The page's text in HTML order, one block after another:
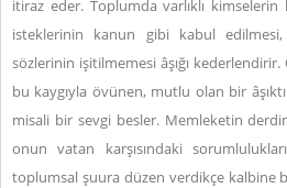
itiraz eder. Toplumda varlıklı
isteklerinin kanun gibi kabul
sözlerinin işitilmemesi âşığı kederlendirir.
bu kaygıyla övünen, mutlu olan bir
misali bir sevgi besler. Memleketin
onun vatan karşısındaki
toplumsal şuura düzen verdikçe kalbine